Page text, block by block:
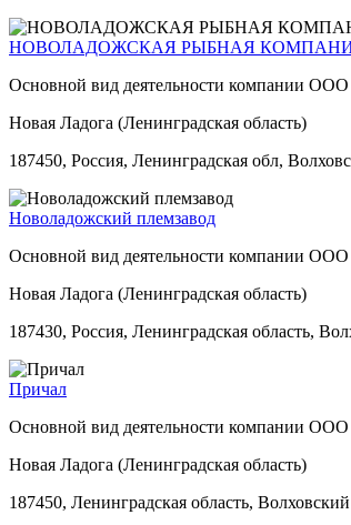
НОВОЛАДОЖСКАЯ РЫБНАЯ
Основной вид деятельности компании
Новая Ладога (Ленинградская область)
187450, Россия, Ленинградская обл,
Новоладожский племзавод
Основной вид деятельности компании ООО
Новая Ладога (Ленинградская область)
187430, Россия, Ленинградская область,
Причал
Основной вид деятельности компании
Новая Ладога (Ленинградская область)
187450, Ленинградская область,